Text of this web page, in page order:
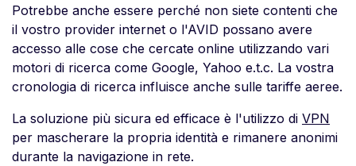
Potrebbe anche essere perché non siete contenti che
il vostro provider internet o l'AVID possano avere
accesso alle cose che cercate online utilizzando vari
motori di ricerca come Google, Yahoo e.t.c. La vostra
cronologia di ricerca influisce anche sulle tariffe aeree.
La soluzione più sicura ed efficace è l'utilizzo di VPN
per mascherare la propria identità e rimanere anonimi
durante la navigazione in rete.